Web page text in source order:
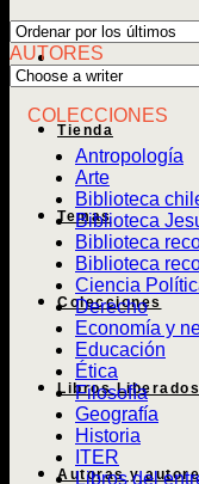
Tienda
Temas
Colecciones
Libros Liberados
Autoras y
AUTORES
COLECCIONES
Antropología
Arte
Biblioteca
Biblioteca
Biblioteca
Biblioteca
Ciencia
Derecho
Economía y
Educación
Ética
Filosofía
Geografía
Historia
ITER
Libros del